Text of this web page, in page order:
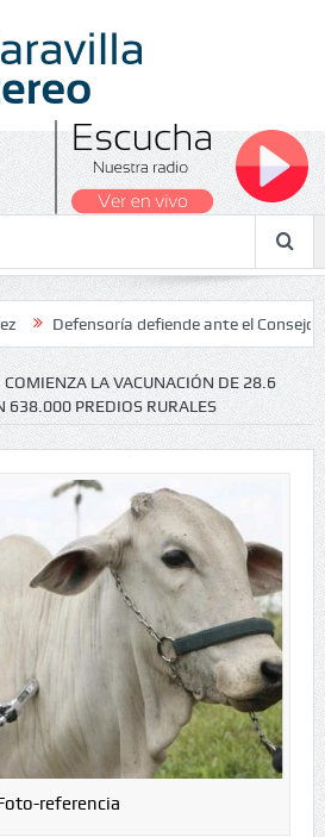
defiende ante el Consejo de
COMIENZA LA VACUNACIÓN DE 28.6
638.000 PREDIOS RURALES
referencia